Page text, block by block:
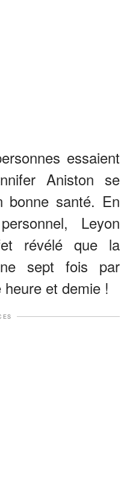
essaient
Aniston se
bonne santé. En
Leyon
révélé que la
sept fois par
et demie !